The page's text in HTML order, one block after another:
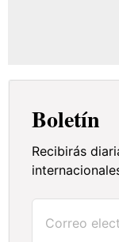
Boletín
Recibirás